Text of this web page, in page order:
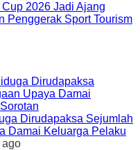
2026 Jadi Ajang
Penggerak Sport Tourism
Dirudapaksa Sejumlah
Damai Keluarga Pelaku
ago